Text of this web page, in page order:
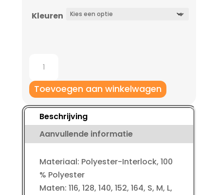
Kleuren
Shirt
Celtic
2.0
KM
kinderen
aantal
Toevoegen aan winkelwagen
Beschrijving
Aanvullende informatie
Materiaal: Polyester-Interlock, 100
% Polyester
Maten: 116, 128, 140, 152, 164, S, M, L,